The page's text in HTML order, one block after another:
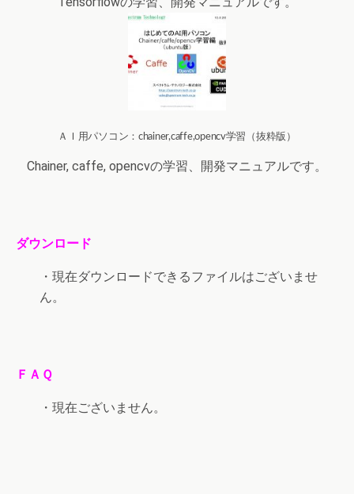
ＡＩ用パソコン：chainer,caffe,opencv学習（抜粋版）
Chainer, caffe, opencvの学習、開発マニュアルです。
ダウンロード
・現在ダウンロードできるファイルはございませ
ん。
ＦＡＱ
・現在ございません。